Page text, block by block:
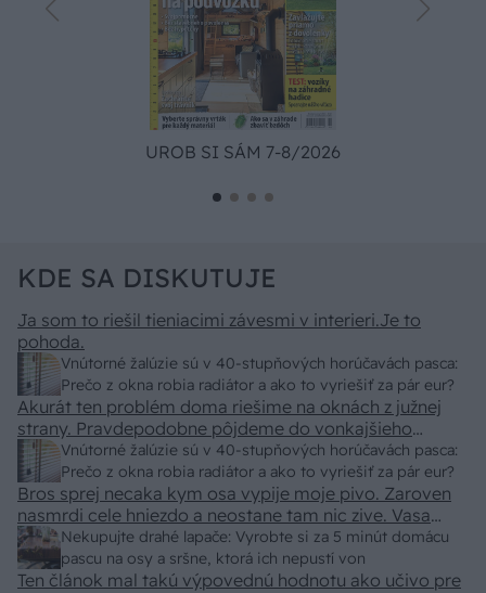
UROB SI SÁM 7-8/2026
KDE SA DISKUTUJE
Vnútorné žalúzie sú v 40-stupňových horúčavách pasca:
Prečo z okna robia radiátor a ako to vyriešiť za pár eur?
Ja som to riešil tieniacimi závesmi v interieri.Je to
pohoda.
Vnútorné žalúzie sú v 40-stupňových horúčavách pasca:
Prečo z okna robia radiátor a ako to vyriešiť za pár eur?
Akurát ten problém doma riešime na oknách z južnej
strany. Pravdepodobne pôjdeme do vonkajšieho
tienenia na spôsob markízy 250x150cm. Čínsky
predajcovia idú okolo 100 eur kus.
Nekupujte drahé lapače: Vyrobte si za 5 minút domácu
pascu na osy a sršne, ktorá ich nepustí von
Bros sprej necaka kym osa vypije moje pivo. Zaroven
nasmrdi cele hniezdo a neostane tam nic zive. Vasa
pasca naucinke moc efektivne. Skor pritiahne slimaky
Ten článok mal takú výpovednú hodnotu ako učivo pre